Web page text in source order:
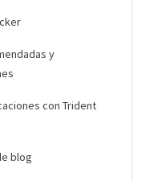
y
con Trident
blog